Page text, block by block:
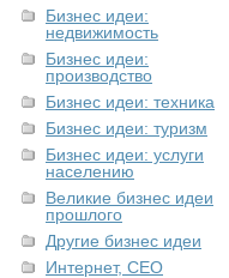
Бизнес идеи:
недвижимость
Бизнес идеи:
производство
Бизнес идеи: техника
Бизнес идеи: туризм
Бизнес идеи: услуги
населению
Великие бизнес идеи
прошлого
Другие бизнес идеи
Интернет, СЕО